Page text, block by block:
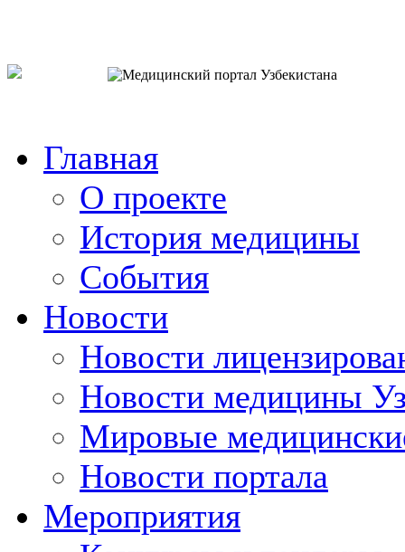
Главная
О проекте
История медицины
События
Новости
Новости
Новости медицины
Мировые
Новости портала
Мероприятия